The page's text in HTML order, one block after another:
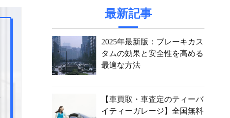
最新記事
2025年最新版：ブレーキカス
タムの効果と安全性を高める
最適な方法
【車買取・車査定のティーバ
イティーガレージ】全国無料